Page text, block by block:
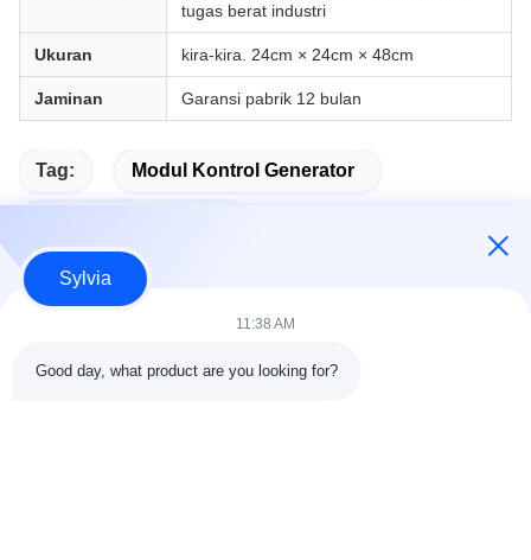
tugas berat industri
Ukuran kira-kira. 24cm × 24cm × 48cm
Jaminan Garansi pabrik 12 bulan
Tag: Modul Kontrol Generator
Kontak Cepat
Sylvia
11:38 AM
Good day, what product are you looking for?